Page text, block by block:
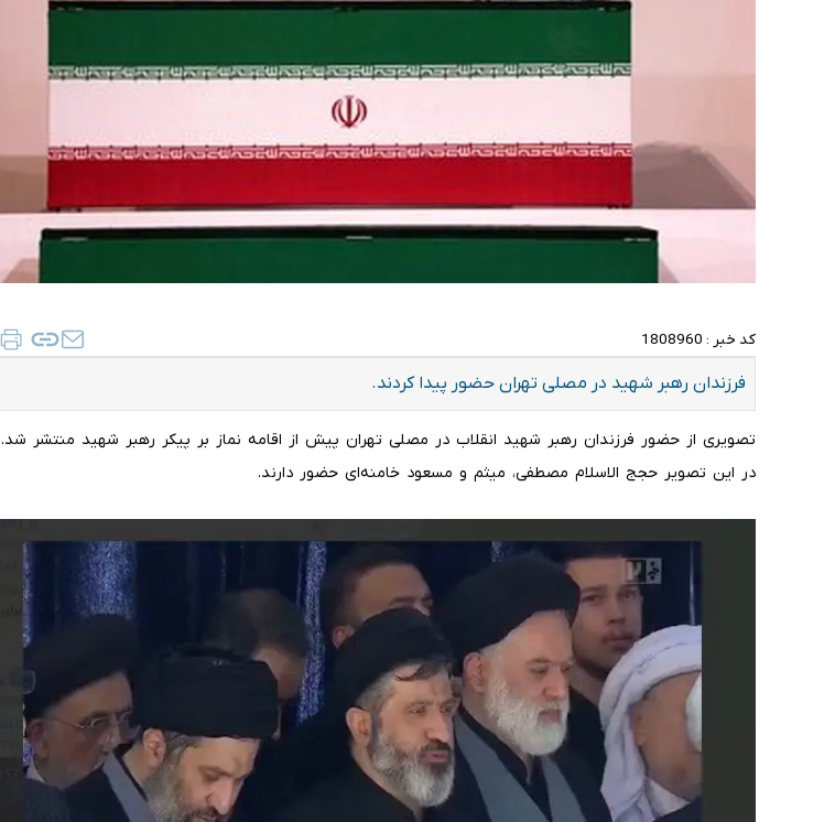
کد خبر : 1808960
فرزندان رهبر شهید در مصلی تهران حضور پیدا کردند.
تصویری از حضور فرزندان رهبر شهید انقلاب در مصلی تهران پیش از اقامه نماز بر پیکر رهبر شهید منتشر شد.
در این تصویر حجج الاسلام مصطفی، میثم و مسعود خامنه‌ای حضور دارند.